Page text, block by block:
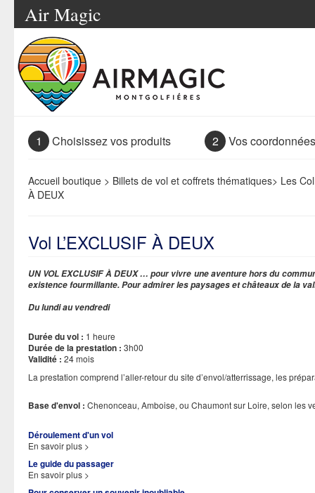
Air Magic
1 Choisissez vos produits 2 Vos coordonnées
Accueil boutique > Billets de vol et coffrets thématiques> Les
À DEUX
Vol L’EXCLUSIF À DEUX
UN VOL EXCLUSIF À DEUX … pour vivre une aventure hors du
existence fourmillante. Pour admirer les paysages et châteaux de la
Du lundi au vendredi
Durée du vol : 1 heure
Durée de la prestation : 3h00
Validité : 24 mois
La prestation comprend l’aller-retour du site d’envol/atterrissage, les
Base d'envol : Chenonceau, Amboise, ou Chaumont sur Loire, selon les
Déroulement d'un vol
En savoir plus >
Le guide du passager
En savoir plus >